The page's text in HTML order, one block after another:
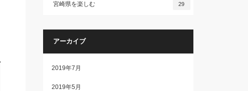
宮崎県を楽しむ 29
アーカイブ
2019年7月
2019年5月